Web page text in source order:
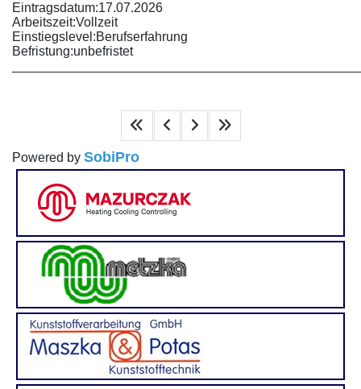
Eintragsdatum:17.07.2026
Arbeitszeit:Vollzeit
Einstiegslevel:Berufserfahrung
Befristung:unbefristet
Powered by SobiPro